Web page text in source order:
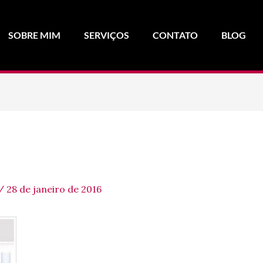
SOBRE MIM SERVIÇOS CONTATO BLOG
/ 28 de janeiro de 2016